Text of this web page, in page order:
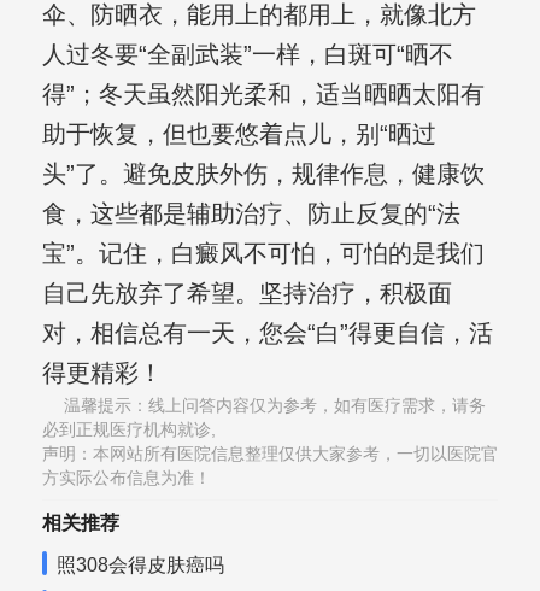
伞、防晒衣，能用上的都用上，就像北方
人过冬要“全副武装”一样，白斑可“晒不
得”；冬天虽然阳光柔和，适当晒晒太阳有
助于恢复，但也要悠着点儿，别“晒过
头”了。避免皮肤外伤，规律作息，健康饮
食，这些都是辅助治疗、防止反复的“法
宝”。记住，白癜风不可怕，可怕的是我们
自己先放弃了希望。坚持治疗，积极面
对，相信总有一天，您会“白”得更自信，活
得更精彩！
温馨提示：线上问答内容仅为参考，如有医疗需求，请务
必到正规医疗机构就诊,
声明：本网站所有医院信息整理仅供大家参考，一切以医院官
方实际公布信息为准！
相关推荐
照308会得皮肤癌吗